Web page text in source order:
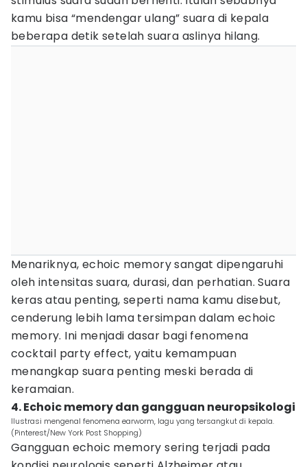
kamu bisa “mendengar ulang” suara di kepala
beberapa detik setelah suara aslinya hilang.
Menariknya, echoic memory sangat dipengaruhi
oleh intensitas suara, durasi, dan perhatian. Suara
keras atau penting, seperti nama kamu disebut,
cenderung lebih lama tersimpan dalam echoic
memory. Ini menjadi dasar bagi fenomena
cocktail party effect, yaitu kemampuan
menangkap suara penting meski berada di
keramaian.
4. Echoic memory dan gangguan neuropsikologi
Ilustrasi mengenal fenomena earworm, lagu yang tersangkut di kepala.
(Pinterest/New York Post Shopping)
Gangguan echoic memory sering terjadi pada